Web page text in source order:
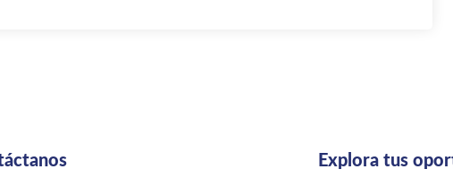
Explora tus